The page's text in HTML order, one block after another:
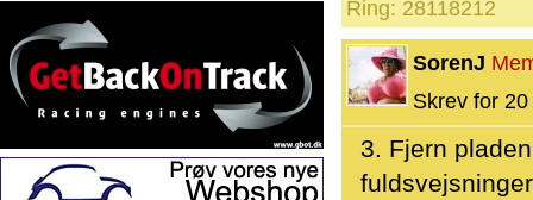
Ring: 28118212
SorenJ
Skrev for
3. Fjern